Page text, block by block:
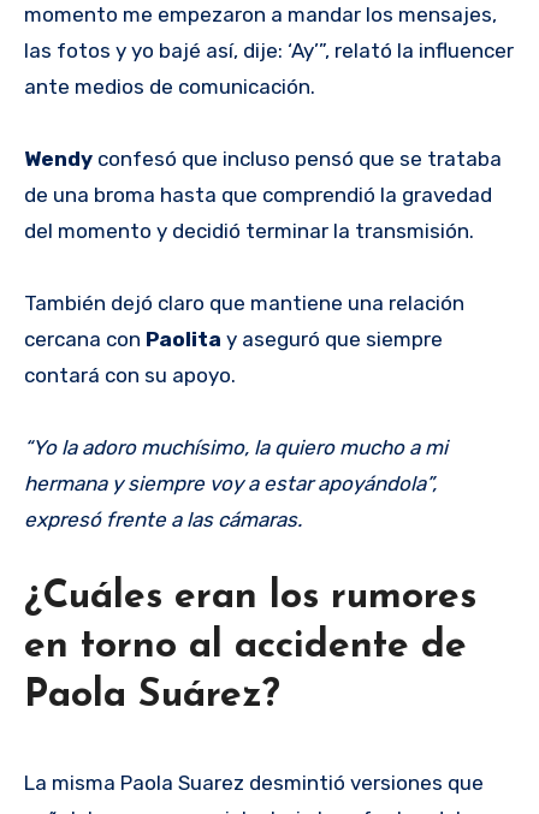
momento me empezaron a mandar los mensajes,
las fotos y yo bajé así, dije: ‘Ay’”, relató la influencer
ante medios de comunicación.
Wendy confesó que incluso pensó que se trataba
de una broma hasta que comprendió la gravedad
del momento y decidió terminar la transmisión.
También dejó claro que mantiene una relación
cercana con Paolita y aseguró que siempre
contará con su apoyo.
“Yo la adoro muchísimo, la quiero mucho a mi
hermana y siempre voy a estar apoyándola”,
expresó frente a las cámaras.
¿Cuáles eran los rumores
en torno al accidente de
Paola Suárez?
La misma Paola Suarez desmintió versiones que